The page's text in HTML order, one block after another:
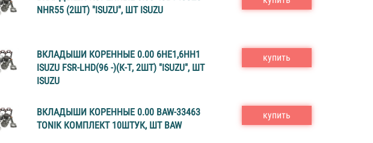
NHR55 (2ШТ) "ISUZU", ШТ ISUZU
ВКЛАДЫШИ КОРЕННЫЕ 0.00 6HE1,6HH1
ISUZU FSR-LHD(96 -)(К-Т, 2ШТ) "ISUZU", ШТ
ISUZU
купить
ВКЛАДЫШИ КОРЕННЫЕ 0.00 BAW-33463
TONIK КОМПЛЕКТ 10ШТУК, ШТ BAW
купить